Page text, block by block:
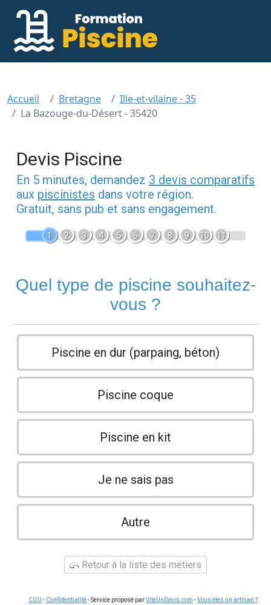
Accueil Bretagne
Ille-et-vilaine - 35
La Bazouge-du-Désert - 35420
Devis Piscine
En 5 minutes, demandez 3 devis comparatifs
aux piscinistes dans votre région.
Gratuit, sans pub et sans engagement.
1 2 3 4 5 6 7 8 9 10 11
Quel type de piscine souhaitez-
vous ?
Piscine en dur (parpaing, béton)
Piscine coque
Piscine en kit
Je ne sais pas
Autre
Retour à la liste des métiers
CGU - Confidentialité- Service proposé parViteUnDevis.com -Vous êtes un artisan ?